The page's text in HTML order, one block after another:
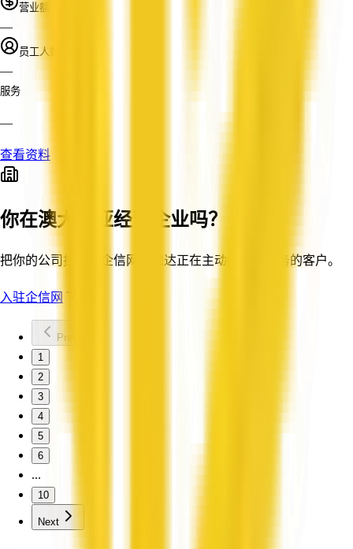
营业额
—
员工人数
—
服务
—
查看资料
你在澳大利亚经营企业吗？
把你的公司挂牌到企信网，触达正在主动搜索你服务的客户。
入驻企信网
Previous
1
2
3
4
5
6
...
10
Next